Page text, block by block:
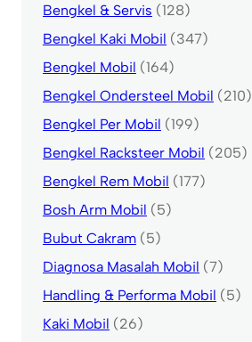
Bengkel & Servis (128)
Bengkel Kaki Mobil (347)
Bengkel Mobil (164)
Bengkel Ondersteel Mobil (210)
Bengkel Per Mobil (199)
Bengkel Racksteer Mobil (205)
Bengkel Rem Mobil (177)
Bosh Arm Mobil (5)
Bubut Cakram (5)
Diagnosa Masalah Mobil (7)
Handling & Performa Mobil (5)
Kaki Mobil (26)